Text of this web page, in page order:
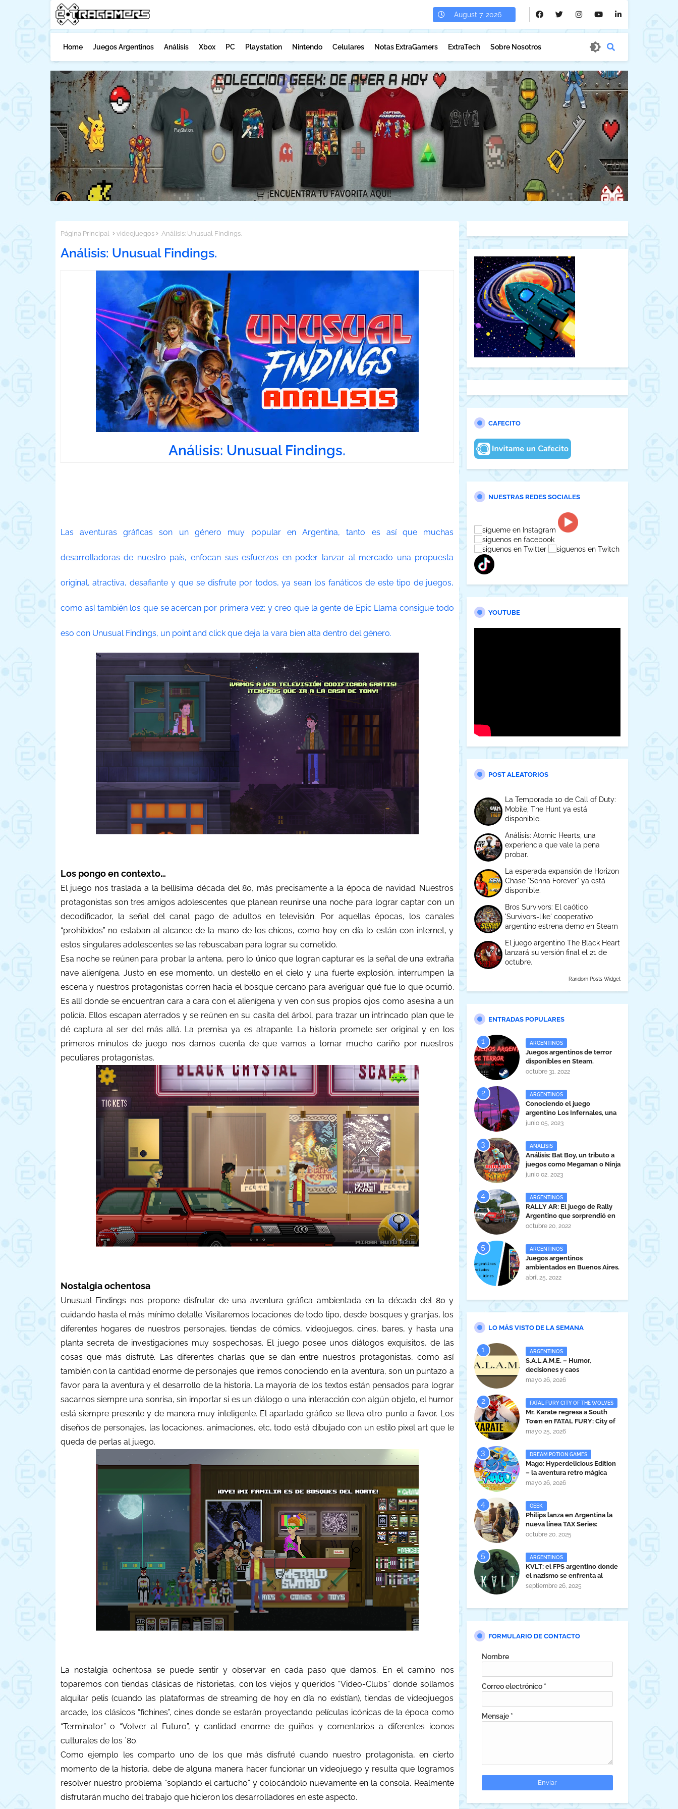
August 7, 2026
Home Juegos Argentinos Análisis Xbox PC Playstation Nintendo Celulares Notas ExtraGamers ExtraTech Sobre Nosotros
Página Principal videojuegos Análisis: Unusual Findings.
Análisis: Unusual Findings.
Análisis: Unusual Findings.
Las aventuras gráficas son un género muy popular en Argentina, tanto es así que muchas
desarrolladoras de nuestro país, enfocan sus esfuerzos en poder lanzar al mercado una propuesta
original, atractiva, desafiante y que se disfrute por todos, ya sean los fanáticos de este tipo de juegos,
como así también los que se acercan por primera vez; y creo que la gente de Epic Llama consigue todo
eso con Unusual Findings, un point and click que deja la vara bien alta dentro del género.
Los pongo en contexto…
El juego nos traslada a la bellísima década del 80, más precisamente a la época de navidad. Nuestros
protagonistas son tres amigos adolescentes que planean reunirse una noche para lograr captar con un
decodificador, la señal del canal pago de adultos en televisión. Por aquellas épocas, los canales
“prohibidos” no estaban al alcance de la mano de los chicos, como hoy en día lo están con internet, y
estos singulares adolescentes se las rebuscaban para lograr su cometido.
Esa noche se reúnen para probar la antena, pero lo único que logran capturar es la señal de una extraña
nave alienígena. Justo en ese momento, un destello en el cielo y una fuerte explosión, interrumpen la
escena y nuestros protagonistas corren hacia el bosque cercano para averiguar qué fue lo que ocurrió.
Es allí donde se encuentran cara a cara con el alienígena y ven con sus propios ojos como asesina a un
policía. Ellos escapan aterrados y se reúnen en su casita del árbol, para trazar un intrincado plan que le
dé captura al ser del más allá. La premisa ya es atrapante. La historia promete ser original y en los
primeros minutos de juego nos damos cuenta de que vamos a tomar mucho cariño por nuestros
peculiares protagonistas.
Nostalgia ochentosa
Unusual Findings nos propone disfrutar de una aventura gráfica ambientada en la década del 80 y
cuidando hasta el más mínimo detalle. Visitaremos locaciones de todo tipo, desde bosques y granjas, los
diferentes hogares de nuestros personajes, tiendas de cómics, videojuegos, cines, bares, y hasta una
planta secreta de investigaciones muy sospechosas. El juego posee unos diálogos exquisitos, de las
cosas que más disfruté. Las diferentes charlas que se dan entre nuestros protagonistas, como así
también con la cantidad enorme de personajes que iremos conociendo en la aventura, son un puntazo a
favor para la aventura y el desarrollo de la historia. La mayoría de los textos están pensados para lograr
sacarnos siempre una sonrisa, sin importar si es un diálogo o una interacción con algún objeto, el humor
está siempre presente y de manera muy inteligente. El apartado gráfico se lleva otro punto a favor. Los
diseños de personajes, las locaciones, animaciones, etc, todo está dibujado con un estilo pixel art que le
queda de perlas al juego.
La nostalgia ochentosa se puede sentir y observar en cada paso que damos. En el camino nos
toparemos con tiendas clásicas de historietas, con los viejos y queridos “Video-Clubs” donde solíamos
alquilar pelis (cuando las plataformas de streaming de hoy en día no existían), tiendas de videojuegos
arcade, los clásicos “fichines”, cines donde se estarán proyectando películas icónicas de la época como
“Terminator” o “Volver al Futuro”, y cantidad enorme de guiños y comentarios a diferentes iconos
culturales de los ´80.
Como ejemplo les comparto uno de los que más disfruté cuando nuestro protagonista, en cierto
momento de la historia, debe de alguna manera hacer funcionar un videojuego y resulta que logramos
resolver nuestro problema “soplando el cartucho” y colocándolo nuevamente en la consola. Realmente
disfrutarán mucho del trabajo que hicieron los desarrolladores en este aspecto.
CAFECITO
NUESTRAS REDES SOCIALES
YOUTUBE
POST ALEATORIOS
La Temporada 10 de Call of Duty:
Mobile, The Hunt ya está
disponible.
Análisis: Atomic Hearts, una
experiencia que vale la pena
probar.
La esperada expansión de Horizon
Chase "Senna Forever" ya está
disponible.
Bros Survivors: El caótico
'Survivors-like' cooperativo
argentino estrena demo en Steam
El juego argentino The Black Heart
lanzará su versión final el 21 de
octubre.
Random Posts Widget
ENTRADAS POPULARES
ARGENTINOS
Juegos argentinos de terror
disponibles en Steam.
octubre 31, 2022
ARGENTINOS
Conociendo el juego
argentino Los Infernales, una
maravilla tucumana
junio 05, 2023
ANALISIS
Análisis: Bat Boy, un tributo a
juegos como Megaman o Ninja
Gaiden
junio 02, 2023
ARGENTINOS
RALLY AR: El juego de Rally
Argentino que sorprendió en
la EVA 2022.
octubre 20, 2022
ARGENTINOS
Juegos argentinos
ambientados en Buenos Aires.
abril 25, 2022
LO MÁS VISTO DE LA SEMANA
ARGENTINOS
S.A.L.A.M.E. – Humor,
decisiones y caos
administrativo en clave gamer
mayo 26, 2026
FATAL FURY CITY OF THE WOLVES
Mr. Karate regresa a South
Town en FATAL FURY: City of
the Wolves
mayo 25, 2026
DREAM POTION GAMES
Mago: Hyperdelicious Edition
– la aventura retro mágica
peruana llega en 2026
mayo 26, 2026
GEEK
Philips lanza en Argentina la
nueva línea TAX Series:
Powerful Sound Anywhere
octubre 20, 2025
ARGENTINOS
KVLT: el FPS argentino donde
el nazismo se enfrenta al
horror cósmico
septiembre 26, 2025
FORMULARIO DE CONTACTO
Nombre
Correo electrónico *
Mensaje *